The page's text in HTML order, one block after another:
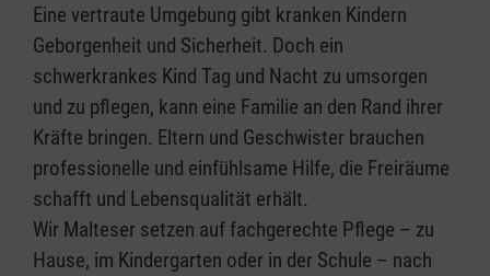
Eine vertraute Umgebung gibt kranken Kindern
Geborgenheit und Sicherheit. Doch ein
schwerkrankes Kind Tag und Nacht zu umsorgen
und zu pflegen, kann eine Familie an den Rand ihrer
Kräfte bringen. Eltern und Geschwister brauchen
professionelle und einfühlsame Hilfe, die Freiräume
schafft und Lebensqualität erhält.
Wir Malteser setzen auf fachgerechte Pflege – zu
Hause, im Kindergarten oder in der Schule – nach